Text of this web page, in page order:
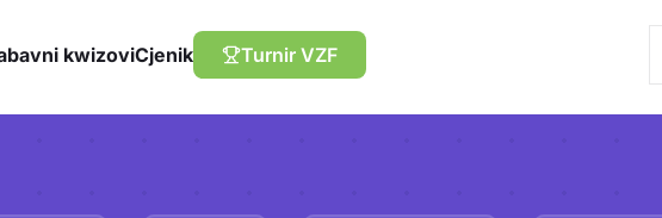
kwizoviCjenik Turnir VZF